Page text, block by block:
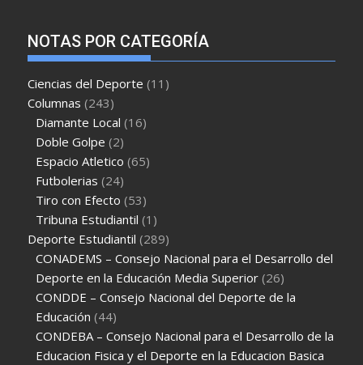
NOTAS POR CATEGORÍA
Ciencias del Deporte (11)
Columnas (243)
Diamante Local (16)
Doble Golpe (2)
Espacio Atletico (65)
Futbolerias (24)
Tiro con Efecto (53)
Tribuna Estudiantil (1)
Deporte Estudiantil (289)
CONADEMS – Consejo Nacional para el Desarrollo del
Deporte en la Educación Media Superior (26)
CONDDE – Consejo Nacional del Deporte de la
Educación (44)
CONDEBA – Consejo Nacional para el Desarrollo de la
Educacion Fisica y el Deporte en la Educacion Basica